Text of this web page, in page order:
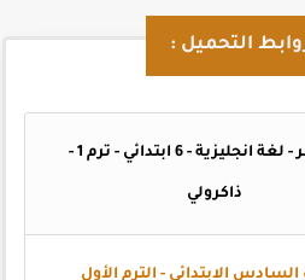
التحميل :
المعاصر - لغة انجليزية - 6 ابتدائي - ترم 1 -
ذاكرولي
الابتدائي - الترم الأول